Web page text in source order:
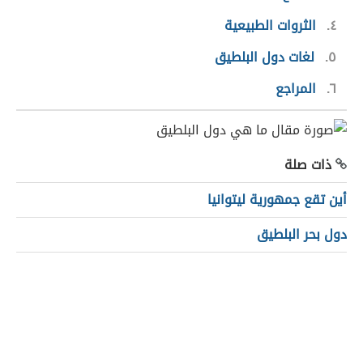
٤
الثروات الطبيعية
٥ لغات دول البلطيق
٦ المراجع
ذات صلة
أين تقع جمهورية ليتوانيا
دول بحر البلطيق